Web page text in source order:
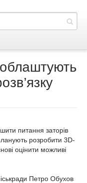
облаштують
питання заторів
розробити 3D-
оцінити можливі
Петро Обухов